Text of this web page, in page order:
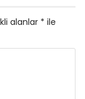
alanlar * ile